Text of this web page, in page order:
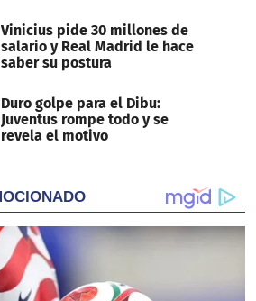
Vinicius pide 30 millones de
salario y Real Madrid le hace
saber su postura
Duro golpe para el Dibu:
Juventus rompe todo y se
revela el motivo